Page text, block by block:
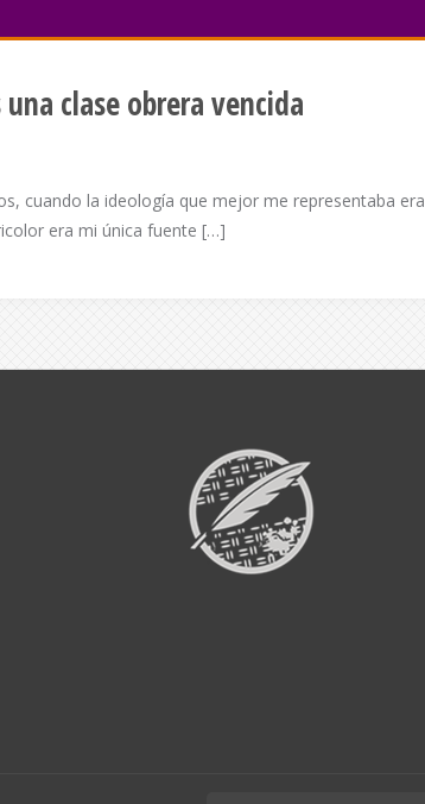
clase obrera vencida
cuando la ideología que mejor me representaba era
era mi única fuente […]